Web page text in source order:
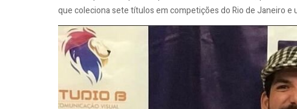
que coleciona sete títulos em competições do Rio de Janeiro e